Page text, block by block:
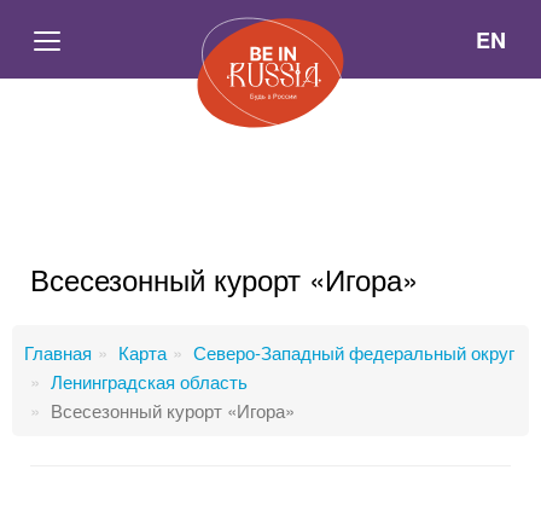
EN
Всесезонный курорт «Игора»
Главная Карта
Северо-Западный федеральный округ
Ленинградская область
Всесезонный курорт «Игора»